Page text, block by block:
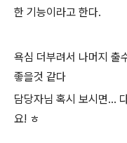
한 기능이라고 한다.
욕심 더부려서 나머지 출
좋을것 같다
담당자님 혹시 보시면...
요! ㅎ